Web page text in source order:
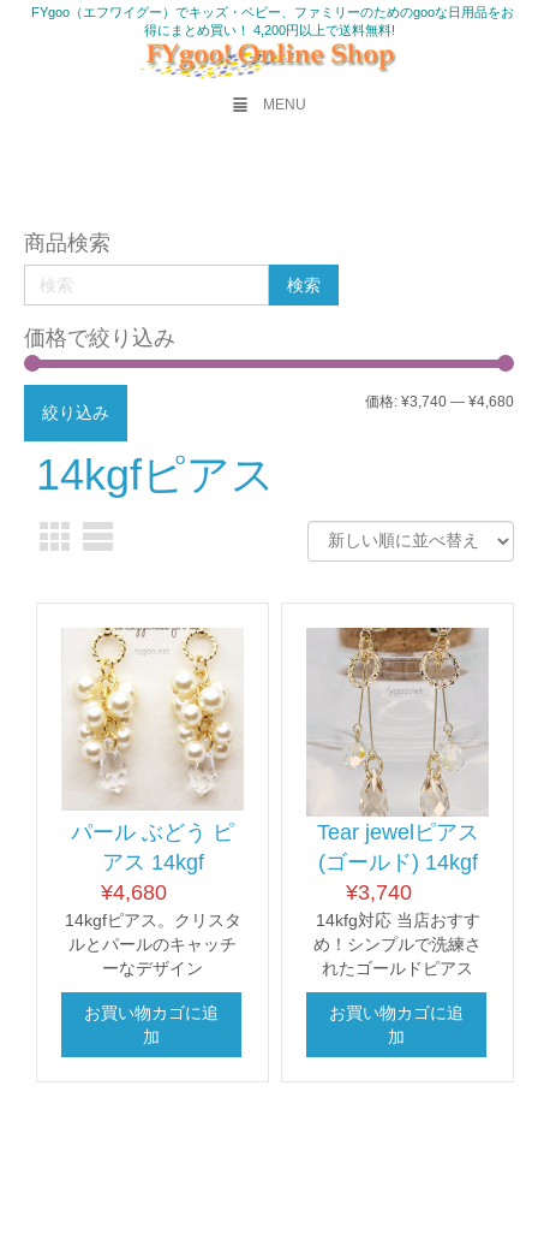
FYgoo（エフワイグー）でキッズ・ベビー、ファミリーのためのgooな日用品をお
得にまとめ買い！ 4,200円以上で送料無料!
MENU
商品検索
価格で絞り込み
最
最
絞り込み
価格: ¥3,740 — ¥4,680
14kgfピアス
パール ぶどう ピ
アス 14kgf
¥4,680
14kgfピアス。クリスタ
ルとパールのキャッチ
ーなデザイン
お買い物カゴに追
加
Tear jewelピアス
(ゴールド) 14kgf
¥3,740
14kfg対応 当店おすす
め！シンプルで洗練さ
れたゴールドピアス
お買い物カゴに追
加